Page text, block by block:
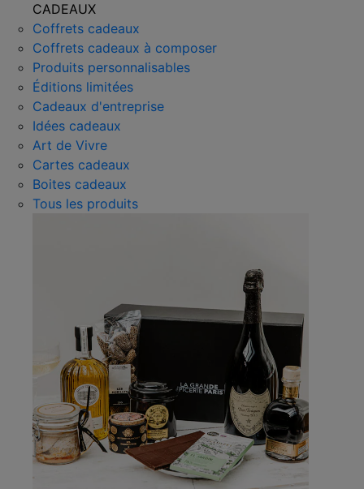
CADEAUX
Coffrets cadeaux
Coffrets cadeaux à composer
Produits personnalisables
Éditions limitées
Cadeaux d'entreprise
Idées cadeaux
Art de Vivre
Cartes cadeaux
Boites cadeaux
Tous les produits